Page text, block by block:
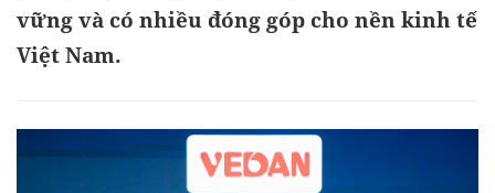
vững và có nhiều đóng góp cho nền kinh tế
Việt Nam.